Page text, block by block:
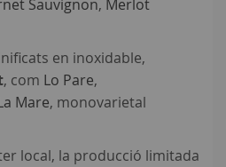
Sauvignon, Merlot
en inoxidable,
, com Lo Pare,
Mare, monovarietal
local, la producció limitada